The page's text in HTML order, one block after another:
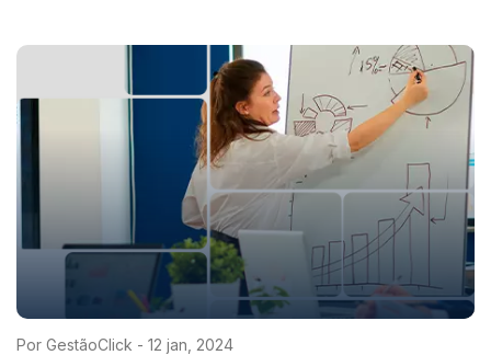
Por GestãoClick - 12 jan, 2024